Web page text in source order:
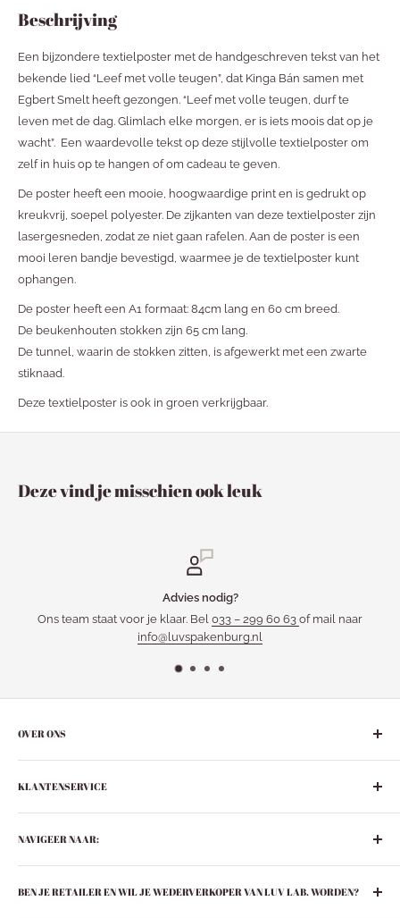
Beschrijving
Een bijzondere textielposter met de handgeschreven tekst van het
bekende lied “Leef met volle teugen”, dat Kinga Bán samen met
Egbert Smelt heeft gezongen. “Leef met volle teugen, durf te
leven met de dag. Glimlach elke morgen, er is iets moois dat op je
wacht”. Een waardevolle tekst op deze stijlvolle textielposter om
zelf in huis op te hangen of om cadeau te geven.
De poster heeft een mooie, hoogwaardige print en is gedrukt op
kreukvrij, soepel polyester. De zijkanten van deze textielposter zijn
lasergesneden, zodat ze niet gaan rafelen. Aan de poster is een
mooi leren bandje bevestigd, waarmee je de textielposter kunt
ophangen.
De poster heeft een A1 formaat: 84cm lang en 60 cm breed.
De beukenhouten stokken zijn 65 cm lang.
De tunnel, waarin de stokken zitten, is afgewerkt met een zwarte
stiknaad.
Deze textielposter is ook in groen verkrijgbaar.
Deze vind je misschien ook leuk
Advies nodig?
Ons team staat voor je klaar. Bel 033 – 299 60 63 of mail naar
info@luvspakenburg.nl
OVER ONS
De gezelligste ‘leuke-dingen-winkel’ in het hart van Nederland:
Bunschoten-Spakenburg.
Adres:
De Ziel 21
KLANTENSERVICE
Retourneren
Verzenden
Privacybeleid
Contact
NAVIGEER NAAR:
Boeken
In huis
BEN JE RETAILER EN WIL JE WEDERVERKOPER VAN LUV LAB. WORDEN?